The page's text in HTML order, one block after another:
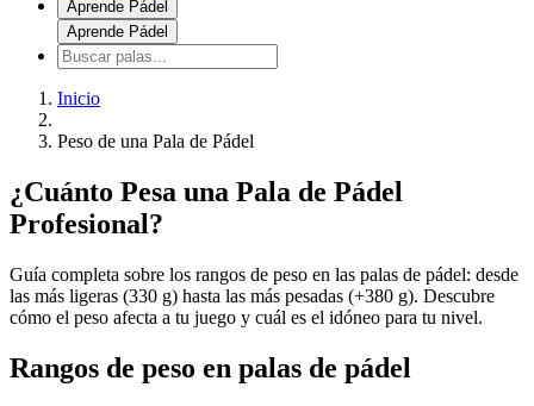
Aprende Pádel
Aprende Pádel
Inicio
Peso de una Pala de Pádel
¿Cuánto Pesa una Pala de Pádel
Profesional?
Guía completa sobre los rangos de peso en las palas de pádel: desde
las más ligeras (330 g) hasta las más pesadas (+380 g). Descubre
cómo el peso afecta a tu juego y cuál es el idóneo para tu nivel.
Rangos de peso en palas de pádel